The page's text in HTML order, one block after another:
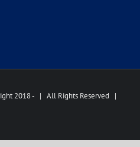
2018 - | All Rights Reserved |